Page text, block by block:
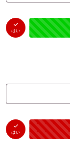
はい
はい
（0件）
未投票
はい